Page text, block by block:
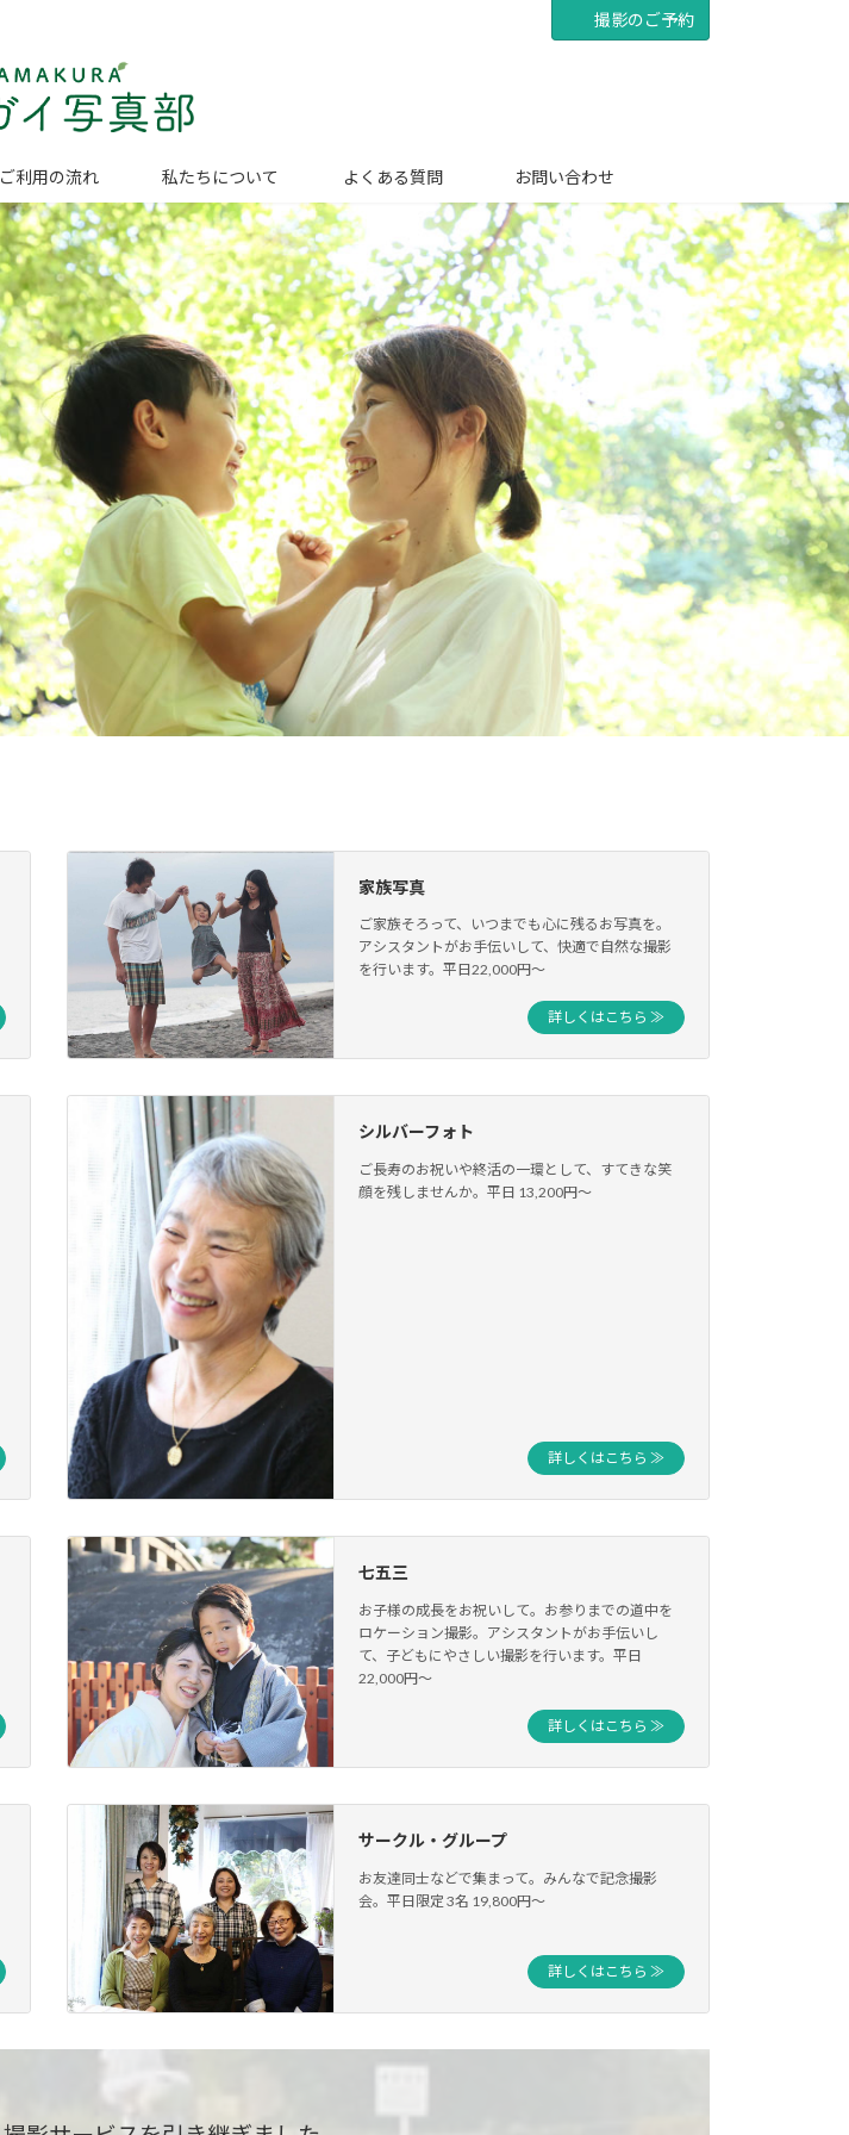
撮影のご予約
ご利用の流れ 私たちについて よくある質問 お問い合わせ
家族写真
ご家族そろって、いつまでも心に残るお写真を。
アシスタントがお手伝いして、快適で自然な撮影
を行います。平日22,000円〜
詳しくはこちら ≫
シルバーフォト
ご長寿のお祝いや終活の一環として、すてきな笑
顔を残しませんか。平日 13,200円〜
詳しくはこちら ≫
七五三
お子様の成長をお祝いして。お参りまでの道中を
ロケーション撮影。アシスタントがお手伝いし
て、子どもにやさしい撮影を行います。平日
22,000円〜
詳しくはこちら ≫
サークル・グループ
お友達同士などで集まって。みんなで記念撮影
会。平日限定 3名 19,800円〜
詳しくはこちら ≫